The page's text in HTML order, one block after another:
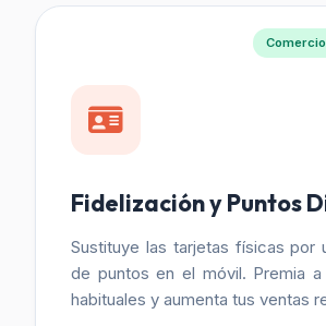
Fidelización y Puntos
Sustituye las tarjetas físicas por
de puntos en el móvil. Premia
habituales y aumenta tus ventas